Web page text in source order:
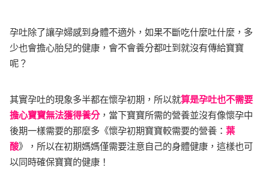
孕吐除了讓孕婦感到身體不適外，如果不斷吃什麼吐什麼，多
少也會擔心胎兒的健康，會不會養分都吐到就沒有傳給寶寶
呢？
其實孕吐的現象多半都在懷孕初期，所以就算是孕吐也不需要
擔心寶寶無法獲得養分，當下寶寶所需的營養並沒有像懷孕中
後期一樣需要的那麼多《懷孕初期寶寶較需要的營養： 葉
酸》，所以在初期媽媽僅需要注意自己的身體健康，這樣也可
以同時確保寶寶的健康！